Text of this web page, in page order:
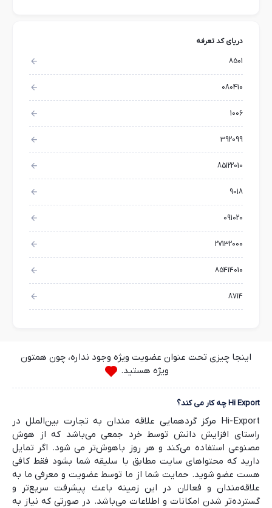
دریای کد تعرفه
8501
080410
1006
392099
85122010
9018
091020
27132000
85414010
8714
اینجا چیزی تحت عنوان عضویت ویژه وجود نداره، چون همتون
ویژه هستید.
Hi Export چه کار می کند؟
Hi-Export مرکز گردهمایی علاقه مندان به تجارت بین‌الملل در
راستای افزایش دانش توسط خرد جمعی می‌باشد که از هوش
مصنوعی استفاده می‌کند و هر روز باهوش‌تر می شود. اگر تمایل
دارید که محتواهای سایت مطابق با سلیقه شما بشود فقط کافی
هست عضو شوید. حمایت شما از ما توسط عضویت و معرفی ما به
علاقه‌مندان و فعالان در این زمینه باعث پیشرفت سریع‌تر و
گسترده‌تر شدن امکانات و اطلاعات می‌باشد. در صورتی که نیاز به